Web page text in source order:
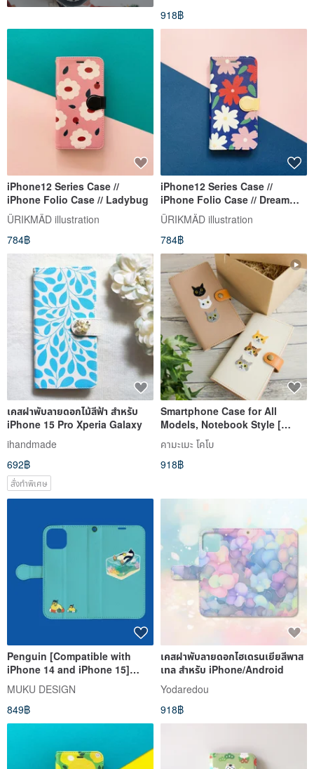
918฿
iPhone12 Series Case //
iPhone Folio Case // Ladybug
ÜRIKMÄD illustration
784฿
iPhone12 Series Case //
iPhone Folio Case // Dream
Flower
ÜRIKMÄD illustration
784฿
เคสฝาพับลายดอกไม้สีฟ้า สำหรับ
iPhone 15 Pro Xperia Galaxy
ihandmade
692฿
สั่งทำพิเศษ
Smartphone Case for All
Models, Notebook Style [
Three Cats ] Genuine Leather
Cat Ginger Tabby iPhone
Android A091I
คามะเมะ โคโบ
918฿
Penguin [Compatible with
iPhone 14 and iPhone 15]
Notebook-style Penguin Float
Sea [Available for all models]
MUKU DESIGN
849฿
เคสฝาพับลายดอกไฮเดรนเยียสีพาส
เทล สำหรับ iPhone/Android
Yodaredou
918฿